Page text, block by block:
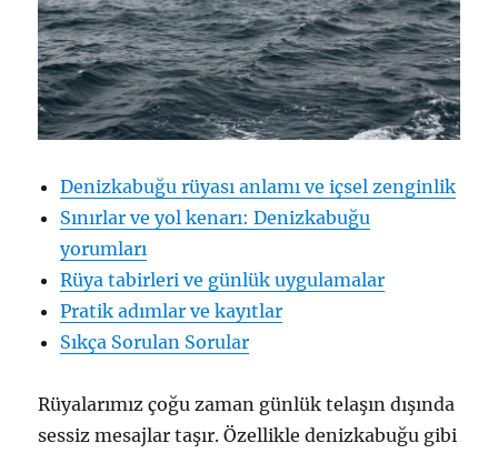
Denizkabuğu rüyası anlamı ve içsel zenginlik
Sınırlar ve yol kenarı: Denizkabuğu
yorumları
Rüya tabirleri ve günlük uygulamalar
Pratik adımlar ve kayıtlar
Sıkça Sorulan Sorular
Rüyalarımız çoğu zaman günlük telaşın dışında
sessiz mesajlar taşır. Özellikle denizkabuğu gibi